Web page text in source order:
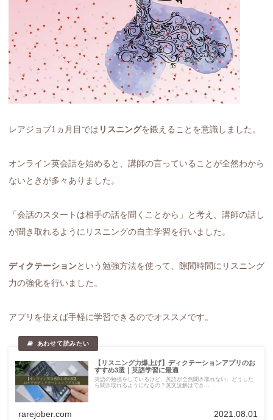
レアジョブ1ヵ月目では リスニングを鍛えることを意識しました。
オンライン英会話を始めると、講師の言っていることが全然わから
ないときが多々ありました。
「会話のスタートは相手の話を聞くことから」と考え、講師の話し
が聞き取れるようにリスニングの自主学習を行いました。
ディクテーションという勉強方法を使って、隙間時間にリスニング
力の強化を行いました。
アプリを使えば手軽に学習できるのでオススメです。
【リスニング力爆上げ】ディクテーションアプリのお
すすめ3選｜英語学習に最適
英語の勉強をしているけど、英語が全然聞き取れない。どうした
ら聞き取れるようになるの？英文読解はでき...
rarejober.com 2021.08.01